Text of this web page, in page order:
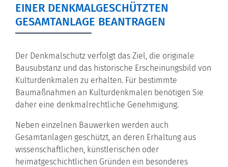
EINER DENKMALGESCHÜTZTEN
GESAMTANLAGE BEANTRAGEN
Der Denkmalschutz verfolgt das Ziel, die originale
Bausubstanz und das historische Erscheinungsbild von
Kulturdenkmalen zu erhalten. Für bestimmte
Baumaßnahmen an Kulturdenkmalen benötigen Sie
daher eine denkmalrechtliche Genehmigung.
Neben einzelnen Bauwerken werden auch
Gesamtanlagen geschützt, an deren Erhaltung aus
wissenschaftlichen, künstlerischen oder
heimatgeschichtlichen Gründen ein besonderes